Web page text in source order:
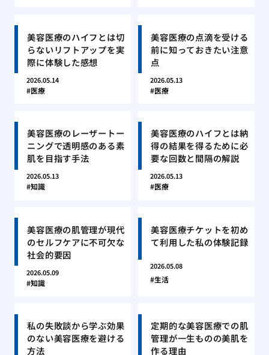
美容医療のハイフとは切
らないリフトアップを実
際に体験した感想
2026.05.14
医療
美容医療の点滴を受ける
前に知っておきたい注意
点
2026.05.13
医療
美容医療のレーザートー
ニングで透明感のある素
肌を目指す手法
2026.05.13
知識
美容医療のハイフとは納
得の結果を得るために必
要な回数と間隔の解説
2026.05.13
医療
美容医療の肌管理が現代
のセルフケアに不可欠な
社会的要因
2026.05.09
知識
美容医療チケットを初め
て利用した私の体験記録
2026.05.08
生活
私の失敗談から学ぶ効果
のない美容医療を避ける
方法
定期的な美容医療での肌
管理が一生ものの美肌を
作る理由